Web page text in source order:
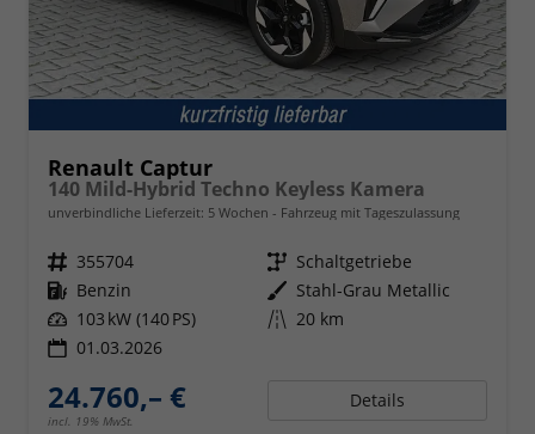
Renault Captur
140 Mild-Hybrid Techno Keyless Kamera
unverbindliche Lieferzeit: 5 Wochen Fahrzeug mit Tageszulassung
Fahrzeugnr. 355704 Getriebe Schaltgetriebe
Kraftstoff Benzin Außenfarbe Stahl-Grau Metallic
Leistung 103 kW (140 PS) Kilometerstand 20 km
01.03.2026
24.760,– €
incl. 19% MwSt.
Details